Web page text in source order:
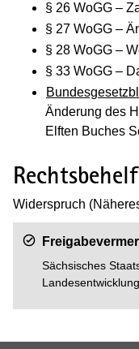
§ 26 WoGG –
§ 27 WoGG –
§ 28 WoGG –
§ 33 WoGG –
Änderung des
Elften Buches
Rechtsbehelf
Widerspruch
Sächsisches